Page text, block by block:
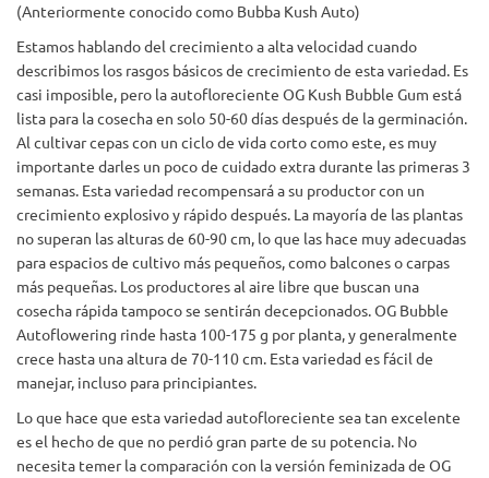
(Anteriormente conocido como Bubba Kush Auto)
Estamos hablando del crecimiento a alta velocidad cuando
describimos los rasgos básicos de crecimiento de esta variedad. Es
casi imposible, pero la autofloreciente OG Kush Bubble Gum está
lista para la cosecha en solo 50-60 días después de la germinación.
Al cultivar cepas con un ciclo de vida corto como este, es muy
importante darles un poco de cuidado extra durante las primeras 3
semanas. Esta variedad recompensará a su productor con un
crecimiento explosivo y rápido después. La mayoría de las plantas
no superan las alturas de 60-90 cm, lo que las hace muy adecuadas
para espacios de cultivo más pequeños, como balcones o carpas
más pequeñas. Los productores al aire libre que buscan una
cosecha rápida tampoco se sentirán decepcionados. OG Bubble
Autoflowering rinde hasta 100-175 g por planta, y generalmente
crece hasta una altura de 70-110 cm. Esta variedad es fácil de
manejar, incluso para principiantes.
Lo que hace que esta variedad autofloreciente sea tan excelente
es el hecho de que no perdió gran parte de su potencia. No
necesita temer la comparación con la versión feminizada de OG